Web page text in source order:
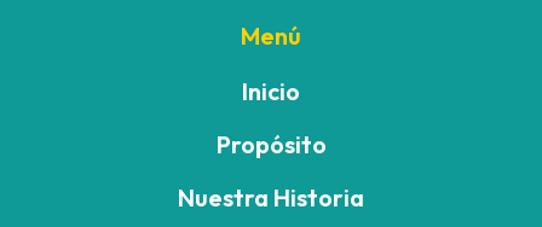
Menú
Inicio
Propósito
Nuestra Historia